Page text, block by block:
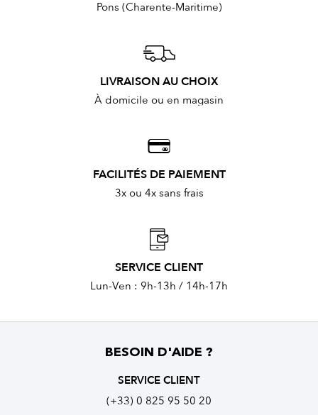
Pons (Charente-Maritime)
LIVRAISON AU CHOIX
À domicile ou en magasin
FACILITÉS DE PAIEMENT
3x ou 4x sans frais
SERVICE CLIENT
Lun-Ven : 9h-13h / 14h-17h
BESOIN D'AIDE ?
SERVICE CLIENT
(+33) 0 825 95 50 20